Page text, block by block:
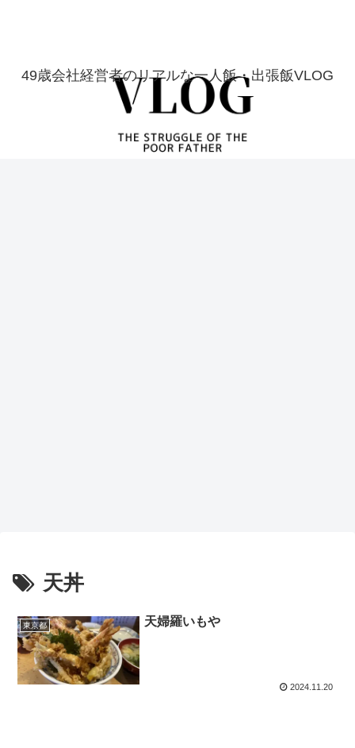
49歳会社経営者のリアルな一人飯・出張飯VLOG
天丼
東京都 天婦羅いもや
2024.11.20